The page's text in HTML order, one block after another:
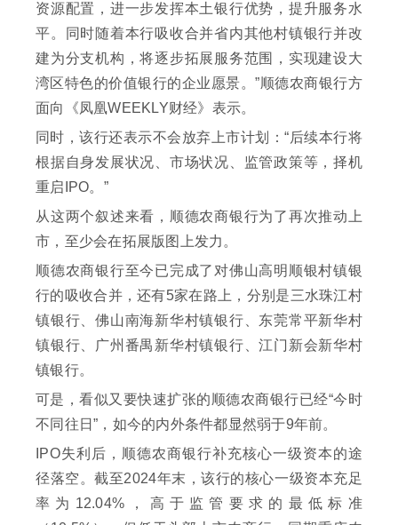
资源配置，进一步发挥本土银行优势，提升服务水
平。同时随着本行吸收合并省内其他村镇银行并改
建为分支机构，将逐步拓展服务范围，实现建设大
湾区特色的价值银行的企业愿景。”顺德农商银行方
面向《凤凰WEEKLY财经》表示。
同时，该行还表示不会放弃上市计划：“后续本行将
根据自身发展状况、市场状况、监管政策等，择机
重启IPO。”
从这两个叙述来看，顺德农商银行为了再次推动上
市，至少会在拓展版图上发力。
顺德农商银行至今已完成了对佛山高明顺银村镇银
行的吸收合并，还有5家在路上，分别是三水珠江村
镇银行、佛山南海新华村镇银行、东莞常平新华村
镇银行、广州番禺新华村镇银行、江门新会新华村
镇银行。
可是，看似又要快速扩张的顺德农商银行已经“今时
不同往日”，如今的内外条件都显然弱于9年前。
IPO失利后，顺德农商银行补充核心一级资本的途
径落空。截至2024年末，该行的核心一级资本充足
率为12.04%，高于监管要求的最低标准